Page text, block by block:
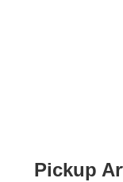
Pickup